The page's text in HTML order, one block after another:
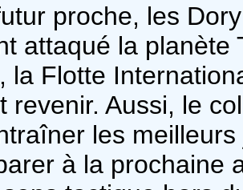
proche, les
attaqué la planète
la Flotte
revenir. Aussi, le
les
à la prochaine